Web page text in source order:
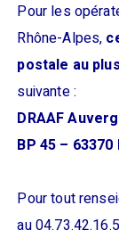
Pour les
Rhône-Alpes,
postale au
suivante :
DRAAF
BP 45 – 63370
Pour tout
au